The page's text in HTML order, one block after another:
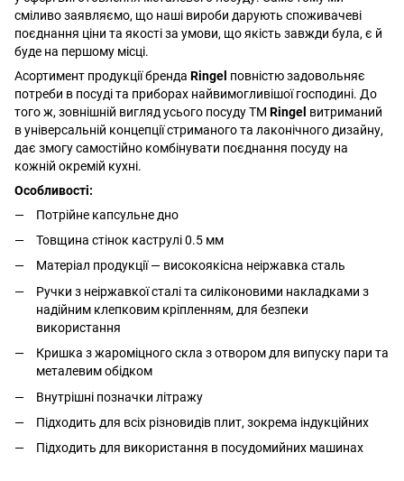
сміливо заявляємо, що наші вироби дарують споживачеві
поєднання ціни та якості за умови, що якість завжди була, є й
буде на першому місці.
Асортимент продукції бренда Ringel повністю задовольняє
потреби в посуді та приборах найвимогливішої господині. До
того ж, зовнішній вигляд усього посуду ТМ Ringel витриманий
в універсальній концепції стриманого та лаконічного дизайну,
дає змогу самостійно комбінувати поєднання посуду на
кожній окремій кухні.
Особливості:
Потрійне капсульне дно
Товщина стінок каструлі 0.5 мм
Матеріал продукції — високоякісна неіржавка сталь
Ручки з неіржавкої сталі та силіконовими накладками з
надійним клепковим кріпленням, для безпеки
використання
Кришка з жароміцного скла з отвором для випуску пари та
металевим обідком
Внутрішні позначки літражу
Підходить для всіх різновидів плит, зокрема індукційних
Підходить для використання в посудомийних машинах